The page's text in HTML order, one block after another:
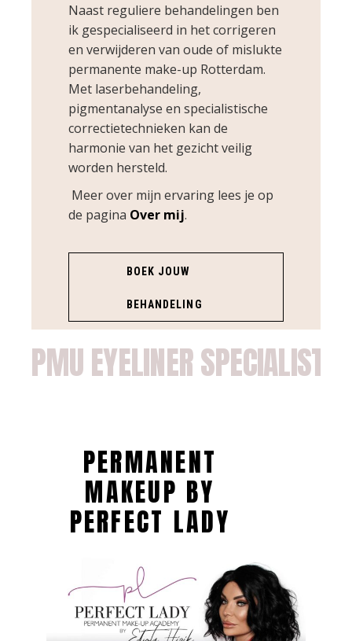
Naast reguliere behandelingen ben
ik gespecialiseerd in het corrigeren
en verwijderen van oude of mislukte
permanente make-up Rotterdam.
Met laserbehandeling,
pigmentanalyse en specialistische
correctietechnieken kan de
harmonie van het gezicht veilig
worden hersteld.
Meer over mijn ervaring lees je op
de pagina Over mij.
BOEK JOUW
BEHANDELING
PMU EYELINER SPECIALIST
PERMANENT
MAKEUP BY
PERFECT LADY